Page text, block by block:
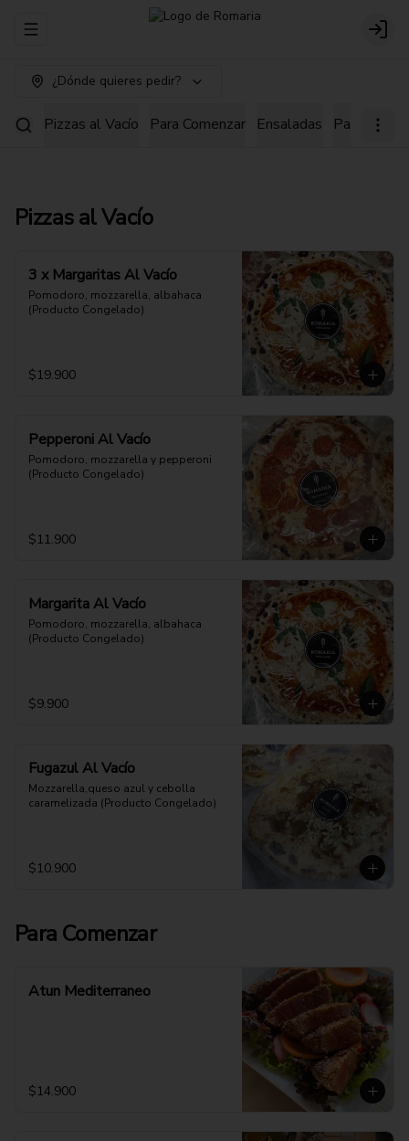
Abrir menu de navegación Login
¿Dónde quieres pedir?
Pizzas al Vacío Para Comenzar Ensaladas Pastas
Pizzas al Vacío
3 x Margaritas Al Vacío
Pomodoro, mozzarella, albahaca
(Producto Congelado)
$19.900
Pepperoni Al Vacío
Pomodoro, mozzarella y pepperoni
(Producto Congelado)
$11.900
Margarita Al Vacío
Pomodoro, mozzarella, albahaca
(Producto Congelado)
$9.900
Fugazul Al Vacío
Mozzarella,queso azul y cebolla
caramelizada (Producto Congelado)
$10.900
Para Comenzar
Atun Mediterraneo
$14.900